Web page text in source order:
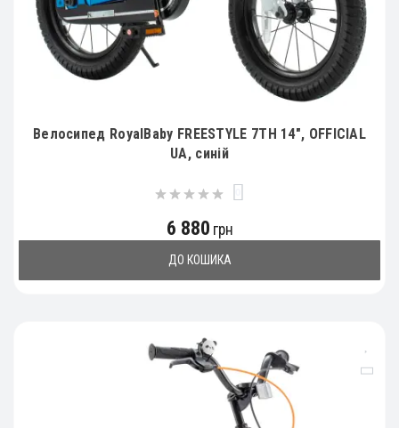
Велосипед RoyalBaby FREESTYLE 7TH 14", OFFICIAL
UA, синій
6 880 грн
ДО КОШИКА